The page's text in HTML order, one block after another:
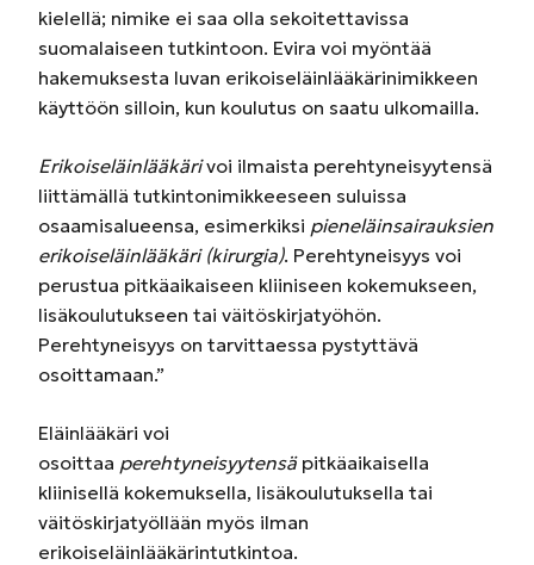
kielellä; nimike ei saa olla sekoitettavissa
suomalaiseen tutkintoon. Evira voi myöntää
hakemuksesta luvan erikoiseläinlääkärinimikkeen
käyttöön silloin, kun koulutus on saatu ulkomailla.
Erikoiseläinlääkärivoi ilmaista perehtyneisyytensä
liittämällä tutkintonimikkeeseen suluissa
osaamisalueensa, esimerkiksi pieneläinsairauksien
erikoiseläinlääkäri (kirurgia). Perehtyneisyys voi
perustua pitkäaikaiseen kliiniseen kokemukseen,
lisäkoulutukseen tai väitöskirjatyöhön.
Perehtyneisyys on tarvittaessa pystyttävä
osoittamaan.”
Eläinlääkäri voi
osoittaa perehtyneisyytensäpitkäaikaisella
kliinisellä kokemuksella, lisäkoulutuksella tai
väitöskirjatyöllään myös ilman
erikoiseläinlääkärintutkintoa.